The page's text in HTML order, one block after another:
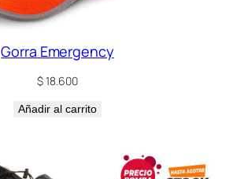
Gorra Emergency
$18.600
Añadir al carrito